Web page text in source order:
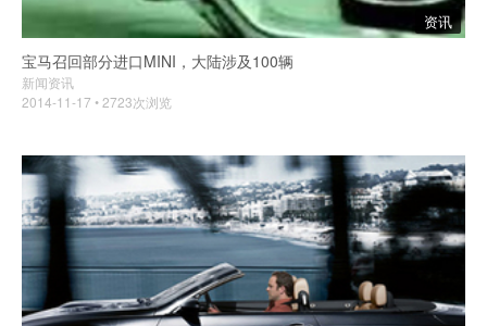
资讯
宝马召回部分进口MINI，大陆涉及100辆
新闻资讯
2014-11-17 • 2723次浏览